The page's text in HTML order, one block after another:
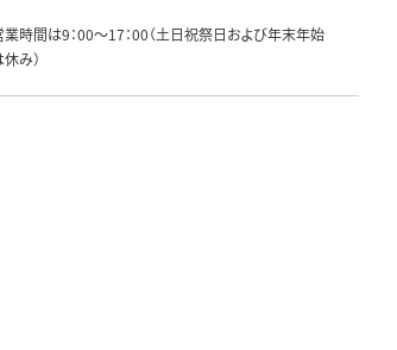
業時間は9：00～17：00（土日祝祭日および年末年始
休み）